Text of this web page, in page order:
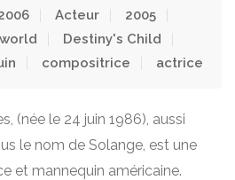
Acteur
2005
world
Destiny's Child
compositrice actrice
(née le 24 juin 1986), aussi
le nom de Solange, est une
et mannequin américaine.